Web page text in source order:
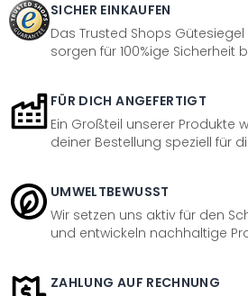
SICHER EINKAUFEN
Das Trusted Shops
sorgen für 100%ige Sicherheit
FÜR DICH ANGEFERTIGT
Ein Großteil unserer Produkte
deiner Bestellung speziell für
UMWELTBEWUSST
Wir setzen uns aktiv für den
und entwickeln nachhaltige
ZAHLUNG AUF RECHNUNG